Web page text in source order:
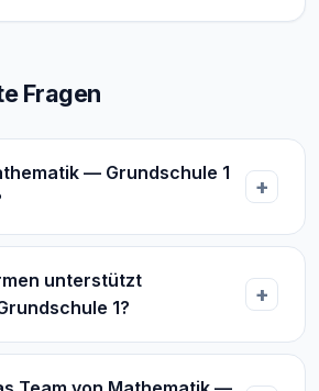
Fragen
— Grundschule 1
unterstützt
1?